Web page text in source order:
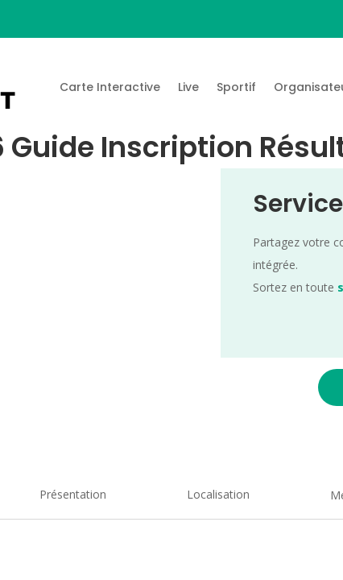
Carte Interactive Live Sportif
Inscription
Partagez votre
intégrée.
Sortez en toute
Présentation Localisation